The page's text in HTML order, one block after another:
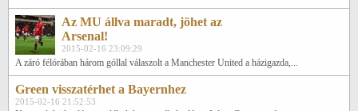
Az MU állva maradt, jöhet az
Arsenal!
2015-02-16 23:09:29
A záró félórában három góllal válaszolt a Manchester United a házigazda,...
Green visszatérhet a Bayernhez
2015-02-16 21:52:53